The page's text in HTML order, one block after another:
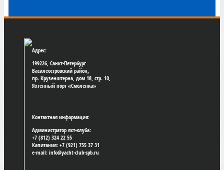
Адрес:
199226, Санкт-Петербург
Василеостровский район,
пр. Крузенштерна, дом 18, стр. 10,
Яхтенный порт «Смоленка»
Контактная информация:
Администратор яхт-клуба:
+7 (812) 324 22 55
Капитания: +7 (921) 755 37 31
e-mail: info@yacht-club-spb.ru